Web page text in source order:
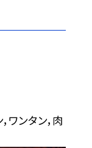
ワンタン，肉